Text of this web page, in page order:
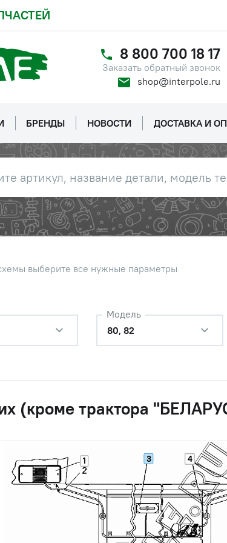
8 800 700 18 17
Заказать обратный звонок
shop@interpole.ru
БРЕНДЫ НОВОСТИ ДОСТАВКА И
выберите все нужные параметры
Модель
80, 82
(кроме трактора
1 3 4